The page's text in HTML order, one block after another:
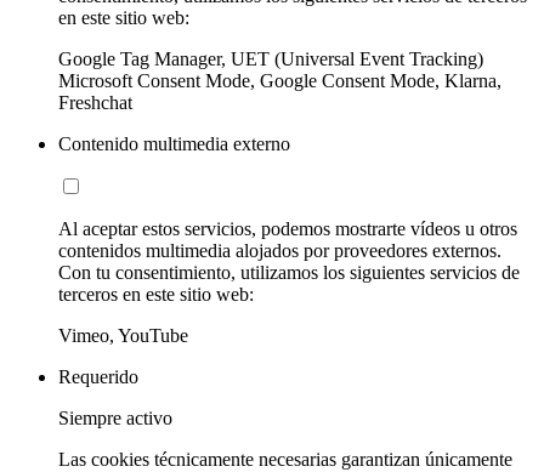
en este sitio web:
Google Tag Manager, UET (Universal Event Tracking)
Microsoft Consent Mode, Google Consent Mode, Klarna,
Freshchat
Contenido multimedia externo
Al aceptar estos servicios, podemos mostrarte vídeos u otros
contenidos multimedia alojados por proveedores externos.
Con tu consentimiento, utilizamos los siguientes servicios de
terceros en este sitio web:
Vimeo, YouTube
Requerido
Siempre activo
Las cookies técnicamente necesarias garantizan únicamente